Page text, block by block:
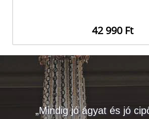
42 990 Ft
„Mindig jó ágyat és jó